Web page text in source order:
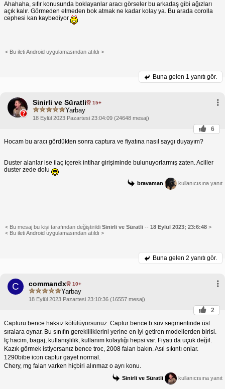
Ahahaha, sıfır konusunda boklayanlar aracı görseler bu arkadaş gibi ağızları
açık kalır. Görmeden etmeden bok atmak ne kadar kolay ya. Bu arada corolla
cephesi kan kaybediyor
< Bu ileti Android uygulamasından atıldı >
Buna gelen 1 yanıtı gör.
Sinirli ve Süratli 15+
Yarbay
18 Eylül 2023 Pazartesi 23:04:09 (24648 mesaj)
6
Hocam bu aracı gördükten sonra captura ve fiyatına nasıl saygı duyayım?
Duster alanlar ise ilaç içerek intihar girişiminde bulunuyorlarmış zaten. Aciller
duster zede dolu
bravaman kullanıcısına yanıt
< Bu mesaj bu kişi tarafından değiştirildi Sinirli ve Süratli -- 18 Eylül 2023; 23:6:48 >
< Bu ileti Android uygulamasından atıldı >
Buna gelen 2 yanıtı gör.
C commandx 10+
Yarbay
18 Eylül 2023 Pazartesi 23:10:36 (16557 mesaj)
2
Capturu bence haksız kötülüyorsunuz. Captur bence b suv segmentinde üst
sıralara oynar. Bu sınıfın gerekliliklerini yerine en iyi getiren modellerden birisi.
İç hacim, bagaj, kullanışlılık, kullanım kolaylığı hepsi var. Fiyatı da uçuk değil.
Kazık görmek istiyorsanız bence troc, 2008 falan bakın. Asıl sıkıntı onlar.
1290bibe icon captur gayet normal.
Chery, mg falan varken hiçbiri alınmaz o ayrı konu.
Sinirli ve Süratli kullanıcısına yanıt